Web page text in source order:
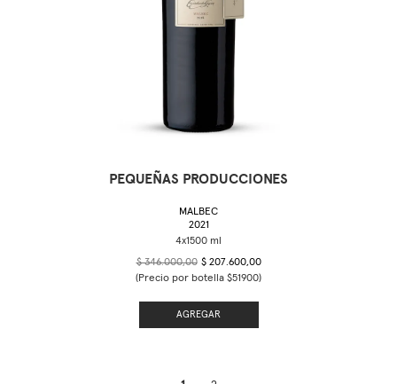
PEQUEÑAS PRODUCCIONES
MALBEC
2021
$ 346.000,00 $ 207.600,00
(Precio por botella $51900)
AGREGAR